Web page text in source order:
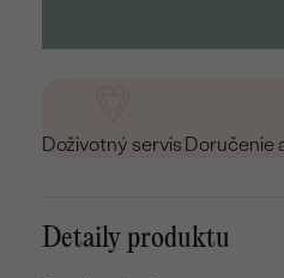
Doživotný servis Doručenie
Detaily produktu